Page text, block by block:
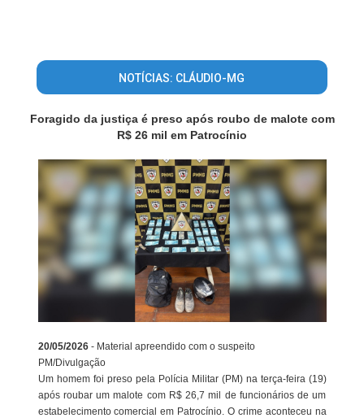
NOTÍCIAS: CLÁUDIO-MG
Foragido da justiça é preso após roubo de malote com
R$ 26 mil em Patrocínio
20/05/2026 - Material apreendido com o suspeito
PM/Divulgação
Um homem foi preso pela Polícia Militar (PM) na terça-feira (19)
após roubar um malote com R$ 26,7 mil de funcionários de um
estabelecimento comercial em Patrocínio. O crime aconteceu na